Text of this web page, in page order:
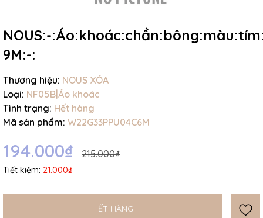
NOUS:-
9M:-:
Thương hiệu: NOUS XÓA
Loại: NF05B|Áo khoác
Tình trạng: Hết hàng
Mã sản phẩm: W22G33PPU04C6M
194.000₫ 215.000₫
Tiết kiệm: 21.000₫
HẾT HÀNG
Mã giảm giá:
Ngày hết hạn:
Điều kiện: